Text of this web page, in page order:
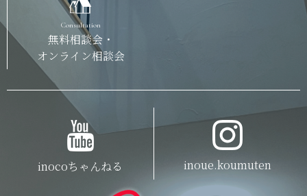
Consultation
無料相談会・
オンライン相談会
inocoちゃんねる inoue.koumuten